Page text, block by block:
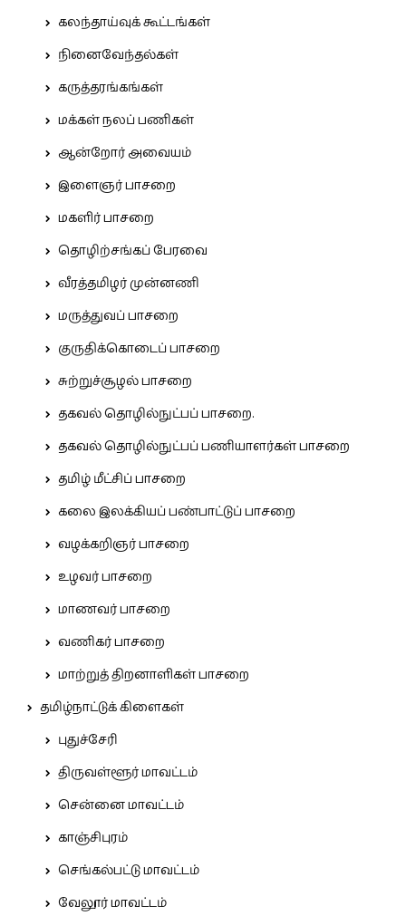
கலந்தாய்வுக் கூட்டங்கள்
நினைவேந்தல்கள்
கருத்தரங்கங்கள்
மக்கள் நலப் பணிகள்
ஆன்றோர் அவையம்
இளைஞர் பாசறை
மகளிர் பாசறை
தொழிற்சங்கப் பேரவை
வீரத்தமிழர் முன்னணி
மருத்துவப் பாசறை
குருதிக்கொடைப் பாசறை
சுற்றுச்சூழல் பாசறை
தகவல் தொழில்நுட்பப் பாசறை.
தகவல் தொழில்நுட்பப் பணியாளர்கள் பாசறை
தமிழ் மீட்சிப் பாசறை
கலை இலக்கியப் பண்பாட்டுப் பாசறை
வழக்கறிஞர் பாசறை
உழவர் பாசறை
மாணவர் பாசறை
வணிகர் பாசறை
மாற்றுத் திறனாளிகள் பாசறை
தமிழ்நாட்டுக் கிளைகள்
புதுச்சேரி
திருவள்ளூர் மாவட்டம்
சென்னை மாவட்டம்
காஞ்சிபுரம்
செங்கல்பட்டு மாவட்டம்
வேலூர் மாவட்டம்